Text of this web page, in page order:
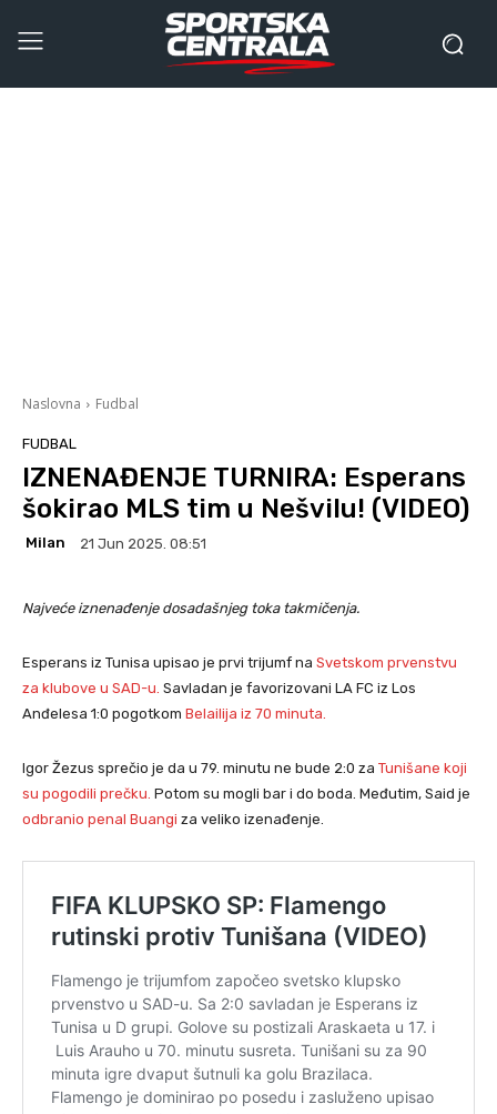
Naslovna Fudbal
FUDBAL
IZNENAĐENJE TURNIRA: Esperans
šokirao MLS tim u Nešvilu! (VIDEO)
Milan 21 Jun 2025. 08:51
Najveće iznenađenje dosadašnjeg toka takmičenja.
Esperans iz Tunisa upisao je prvi trijumf na Svetskom prvenstvu
za klubove u SAD-u. Savladan je favorizovani LA FC iz Los
Anđelesa 1:0 pogotkom Belailija iz 70 minuta.
Igor Žezus sprečio je da u 79. minutu ne bude 2:0 za Tunišane koji
su pogodili prečku. Potom su mogli bar i do boda. Međutim, Said je
odbranio penal Buangi za veliko izenađenje.